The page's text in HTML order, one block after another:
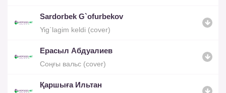
Sardorbek G`ofurbekov
Yig`lagim keldi (cover)
Ерасыл Абдуалиев
Соңғы вальс (cover)
Қаршыға Ильтан